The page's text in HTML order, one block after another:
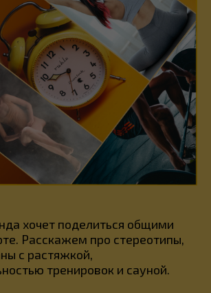
хочет поделиться общими
Расскажем про стереотипы,
с растяжкой,
тренировок и сауной.